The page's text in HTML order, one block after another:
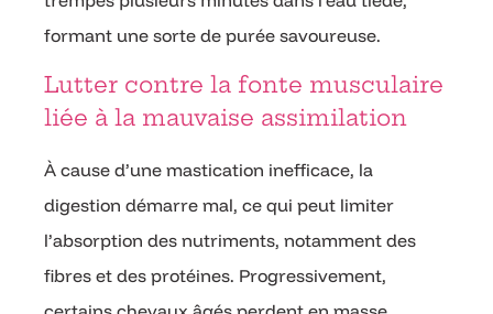
formant une sorte de purée savoureuse.
Lutter contre la fonte musculaire
liée à la mauvaise assimilation
À cause d’une mastication inefficace, la
digestion démarre mal, ce qui peut limiter
l’absorption des nutriments, notamment des
fibres et des protéines. Progressivement,